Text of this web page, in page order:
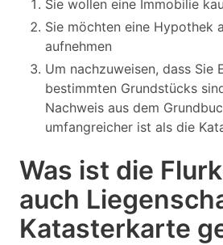
Sie wollen eine Immobilie
Sie möchten eine Hypothek
aufnehmen
Um nachzuweisen, dass Sie
bestimmten Grundstücks
Nachweis aus dem
umfangreicher ist als die
Was ist die
auch
Katasterkarte